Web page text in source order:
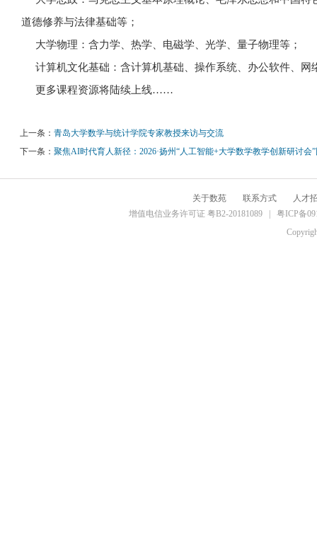
道德修养与法律基础等；
大学物理：含力学、热学、电磁学、光学、量子物理等；
计算机文化基础：含计算机基础、操作系统、办公软件、网
更多课程资源将陆续上线……
上一条： 青岛大学数学与统计学院专家教授来访与交流
下一条： 聚焦AI时代育人新径：2026·扬州“人工智能+大学数学教学创新研讨会
关于数苑 联系方式
人才
增值电信业务许可证 粤B2-20181089 | 粤ICP备